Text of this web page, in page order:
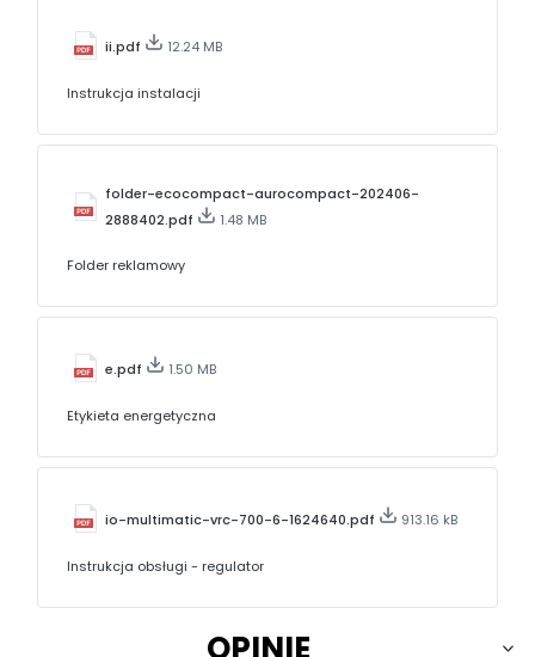
ii.pdf 12.24 MB
Instrukcja instalacji
folder-ecocompact-aurocompact-202406-
2888402.pdf
1.48 MB
Folder reklamowy
e.pdf 1.50 MB
Etykieta energetyczna
io-multimatic-vrc-700-6-1624640.pdf 913.16 kB
Instrukcja obsługi - regulator